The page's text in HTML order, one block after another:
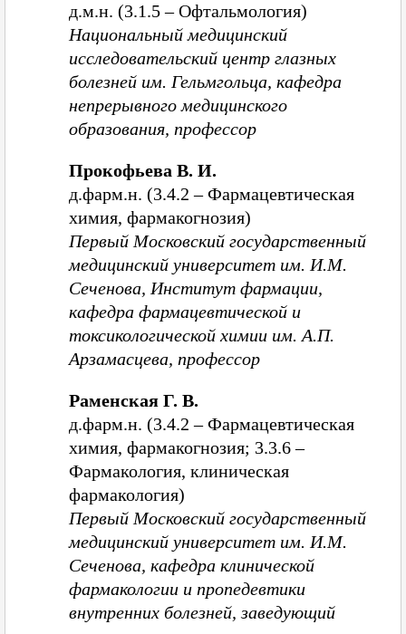
д.м.н. (3.1.5 – Офтальмология)
Национальный медицинский
исследовательский центр глазных
болезней им. Гельмгольца, кафедра
непрерывного медицинского
образования, профессор
Прокофьева В. И.
д.фарм.н. (3.4.2 – Фармацевтическая
химия, фармакогнозия)
Первый Московский государственный
медицинский университет им. И.М.
Сеченова, Институт фармации,
кафедра фармацевтической и
токсикологической химии им. А.П.
Арзамасцева, профессор
Раменская Г. В.
д.фарм.н. (3.4.2 – Фармацевтическая
химия, фармакогнозия; 3.3.6 –
Фармакология, клиническая
фармакология)
Первый Московский государственный
медицинский университет им. И.М.
Сеченова, кафедра клинической
фармакологии и пропедевтики
внутренних болезней, заведующий